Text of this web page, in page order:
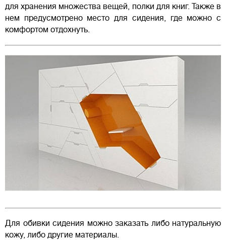
для хранения множества вещей, полки для книг. Также в
нем предусмотрено место для сидения, где можно с
комфортом отдохнуть.
Для обивки сидения можно заказать либо натуральную
кожу, либо другие материалы.